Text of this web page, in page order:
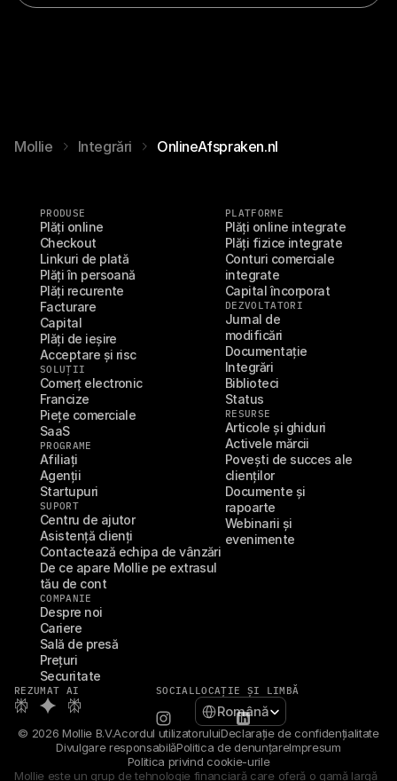
Mollie Integrări OnlineAfspraken.nl
PRODUSE
Plăți online
Checkout
Linkuri de plată
Plăți în persoană
Plăți recurente
Facturare
Capital
Plăți de ieșire
Acceptare și risc
SOLUȚII
Comerț electronic
Francize
Piețe comerciale
SaaS
PROGRAME
Afiliați
Agenții
Startupuri
SUPORT
Centru de ajutor
Asistență clienți
Contactează echipa de vânzări
De ce apare Mollie pe extrasul
tău de cont
COMPANIE
Despre noi
Cariere
Sală de presă
Prețuri
Securitate
PLATFORME
Plăți online integrate
Plăți fizice integrate
Conturi comerciale
integrate
Capital încorporat
DEZVOLTATORI
Jurnal de
modificări
Documentație
Integrări
Biblioteci
Status
RESURSE
Articole și ghiduri
Activele mărcii
Povești de succes ale
clienților
Documente și
rapoarte
Webinarii și
evenimente
REZUMAT AI SOCIALLOCAȚIE ȘI LIMBĂ
Select Language
Română
© 2026 Mollie B.V.Acordul utilizatoruluiDeclarație de confidențialitate
Divulgare responsabilăPolitica de denunțareImpresum
Politica privind cookie-urile
Mollie este un grup de tehnologie financiară care oferă o gamă largă